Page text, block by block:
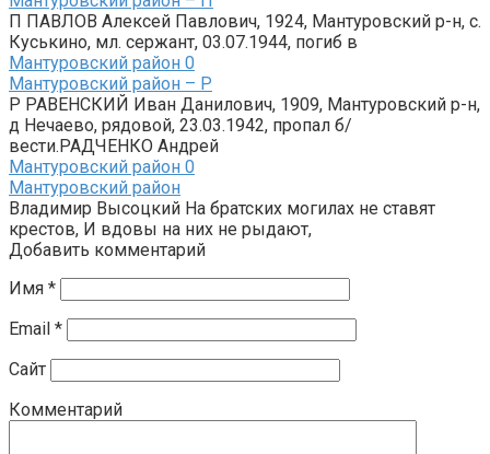
П ПАВЛОВ Алексей Павлович, 1924, Мантуровский р-н, с.
Куськино, мл. сержант, 03.07.1944, погиб в
Мантуровский район 0
Мантуровский район – Р
Р РАВЕНСКИЙ Иван Данилович, 1909, Мантуровский р-н,
д Нечаево, рядовой, 23.03.1942, пропал б/
вести.РАДЧЕНКО Андрей
Мантуровский район 0
Мантуровский район
Владимир Высоцкий На братских могилах не ставят
крестов, И вдовы на них не рыдают,
Добавить комментарий
Имя *
Email *
Сайт
Комментарий